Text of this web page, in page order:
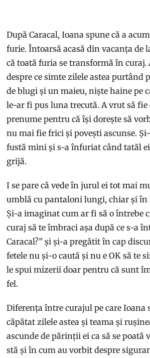
După Caracal, Ioana spune că a
furie. Întoarsă acasă din vacanța de
că toată furia se transformă în curaj.
despre ce simte zilele astea purtând
de blugi și un maieu, niște haine pe
le-ar fi pus luna trecută. A vrut să fie
prenume pentru că își dorește să
nu mai fie frici și povești ascunse.
fustă mini și s-a înfuriat când tatăl
grijă.
I se pare că vede în jurul ei tot mai
umblă cu pantaloni lungi, chiar și în
Și-a imaginat cum ar fi să o întrebe
curaj să te îmbraci așa după ce s-a
Caracal?” și și-a pregătit în cap
fetele nu și-o caută și nu e OK să te
le spui mizerii doar pentru că sunt
fel.
Diferența între curajul pe care Ioana
căpătat zilele astea și teama și
ascunde de părinții ei ca să se poată
stă și în cum au vorbit despre